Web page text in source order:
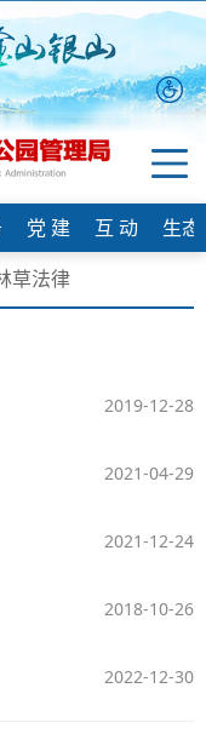
党 建 互 动
生
草法律
2019-12-28
2021-04-29
2021-12-24
2018-10-26
2022-12-30